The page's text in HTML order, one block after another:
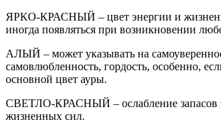
ЯРКО-КРАСНЫЙ – цвет энергии и
иногда появляться при возникновении
АЛЫЙ – может указывать на
самовлюбленность, гордость, особенно,
основной цвет ауры.
СВЕТЛО-КРАСНЫЙ – ослабление запасов
жизненных сил.